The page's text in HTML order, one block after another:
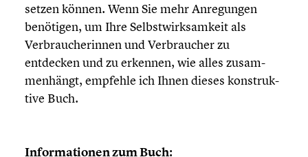
set­zen können. Wenn Sie mehr Anregun­gen
benötigen, um Ihre Selbst­wirk­sam­keit als
Verbrau­che­rin­nen und Verbrau­cher zu
entdecken und zu erkennen, wie alles zusam­
men­hängt, empfehle ich Ihnen dieses konstruk­
tive Buch.
Infor­ma­tio­nen zum Buch: